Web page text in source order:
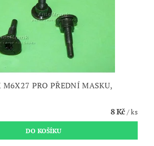
M6X27 PRO PŘEDNÍ MASKU,
8 Kč/ ks